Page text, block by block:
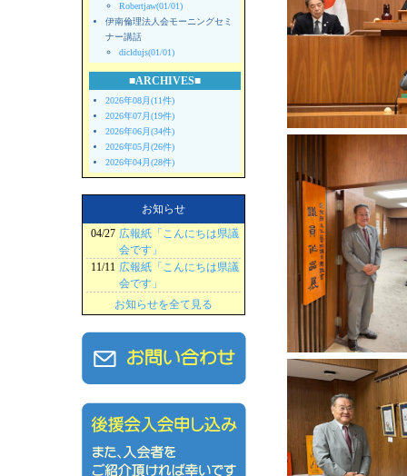
Robertjaw(01/01)
伊南倫理法人会モーニングセミ
ナー講話
dicldujs(01/01)
■ARCHIVES■
2026年08月(11件)
2026年07月(19件)
2026年06月(34件)
2026年05月(26件)
2026年04月(28件)
お知らせ
04/27 広報紙「こんにちは県議
会です」
11/11 広報紙「こんにちは県議
会です」
お知らせを全て見る